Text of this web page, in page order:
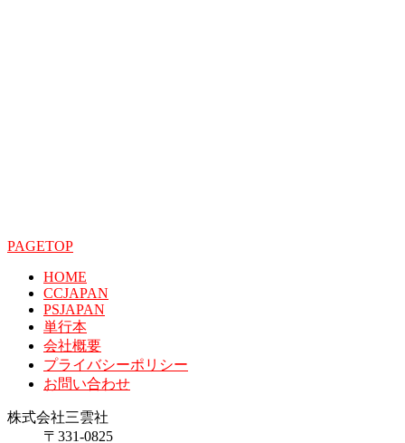
PAGETOP
HOME
CCJAPAN
PSJAPAN
単行本
会社概要
プライバシーポリシー
お問い合わせ
株式会社三雲社
〒331-0825